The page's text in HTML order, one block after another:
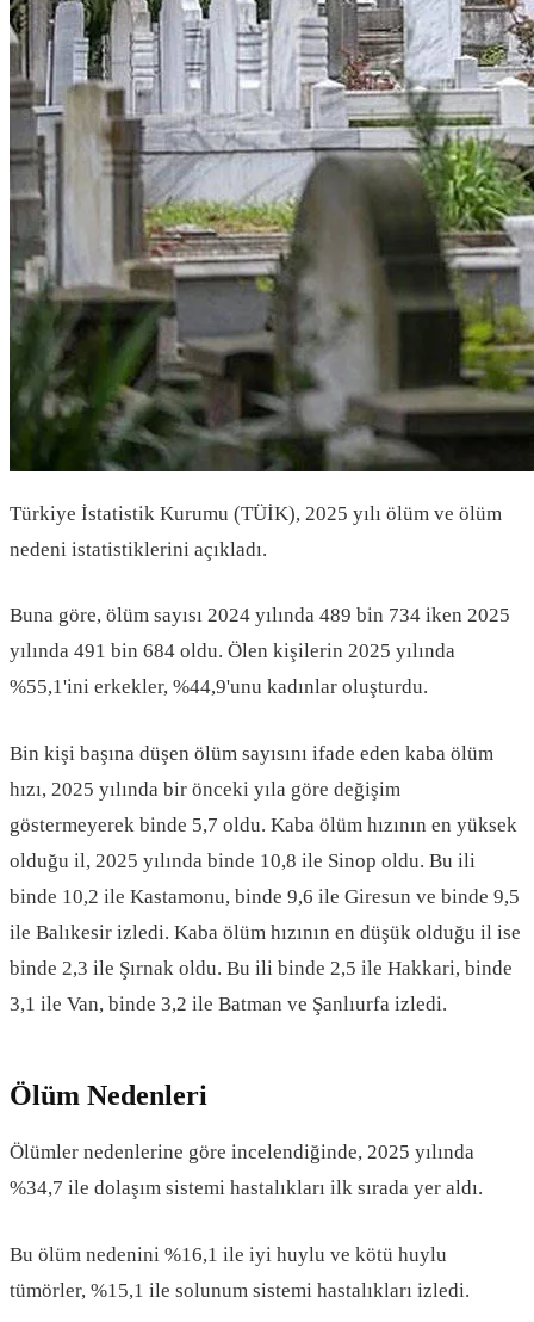
Türkiye İstatistik Kurumu (TÜİK), 2025 yılı ölüm ve ölüm
nedeni istatistiklerini açıkladı.
Buna göre, ölüm sayısı 2024 yılında 489 bin 734 iken 2025
yılında 491 bin 684 oldu. Ölen kişilerin 2025 yılında
%55,1'ini erkekler, %44,9'unu kadınlar oluşturdu.
Bin kişi başına düşen ölüm sayısını ifade eden kaba ölüm
hızı, 2025 yılında bir önceki yıla göre değişim
göstermeyerek binde 5,7 oldu. Kaba ölüm hızının en yüksek
olduğu il, 2025 yılında binde 10,8 ile Sinop oldu. Bu ili
binde 10,2 ile Kastamonu, binde 9,6 ile Giresun ve binde 9,5
ile Balıkesir izledi. Kaba ölüm hızının en düşük olduğu il ise
binde 2,3 ile Şırnak oldu. Bu ili binde 2,5 ile Hakkari, binde
3,1 ile Van, binde 3,2 ile Batman ve Şanlıurfa izledi.
Ölüm Nedenleri
Ölümler nedenlerine göre incelendiğinde, 2025 yılında
%34,7 ile dolaşım sistemi hastalıkları ilk sırada yer aldı.
Bu ölüm nedenini %16,1 ile iyi huylu ve kötü huylu
tümörler, %15,1 ile solunum sistemi hastalıkları izledi.